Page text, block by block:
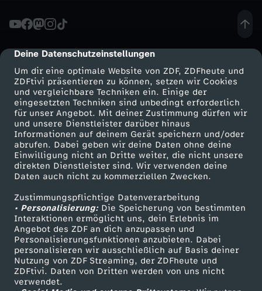
cmp-dialog-description
Deine Datenschutzeinstellungen
Um dir eine optimale Website von ZDF, ZDFheute und
ZDFtivi präsentieren zu können, setzen wir Cookies
und vergleichbare Techniken ein. Einige der
eingesetzten Techniken sind unbedingt erforderlich
für unser Angebot. Mit deiner Zustimmung dürfen wir
und unsere Dienstleister darüber hinaus
Informationen auf deinem Gerät speichern und/oder
abrufen. Dabei geben wir deine Daten ohne deine
Einwilligung nicht an Dritte weiter, die nicht unsere
direkten Dienstleister sind. Wir verwenden deine
Daten auch nicht zu kommerziellen Zwecken.
Zustimmungspflichtige Datenverarbeitung
• Personalisierung:Die Speicherung von bestimmten
Interaktionen ermöglicht uns, dein Erlebnis im
Angebot des ZDF an dich anzupassen und
Personalisierungsfunktionen anzubieten. Dabei
personalisieren wir ausschließlich auf Basis deiner
Nutzung von ZDF Streaming, der ZDFheute und
ZDFtivi. Daten von Dritten werden von uns nicht
verwendet.
k
t
i
o
n
M
e
r
z
z
Mehr ZDF
ZDF-Apps
Smart TV
ZDFtext
Livestreams
Sendungen A-Z
TV-Programm
Service
ZDFmitreden
Kontakt zum ZDF
Tickets
Zuschauerservice
Hilfe